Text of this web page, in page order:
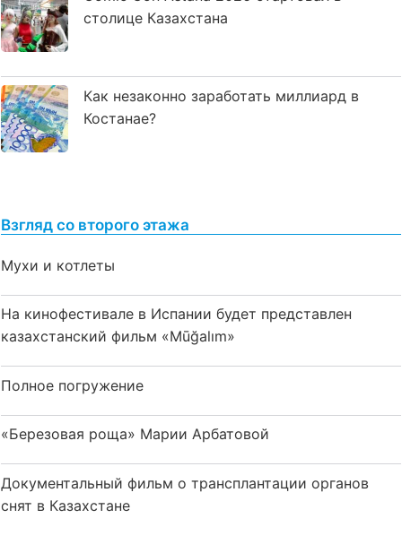
столице Казахстана
Как незаконно заработать миллиард в
Костанае?
Взгляд со второго этажа
Мухи и котлеты
На кинофестивале в Испании будет представлен
казахстанский фильм «Mūğalım»
Полное погружение
«Березовая роща» Марии Арбатовой
Документальный фильм о трансплантации органов
снят в Казахстане